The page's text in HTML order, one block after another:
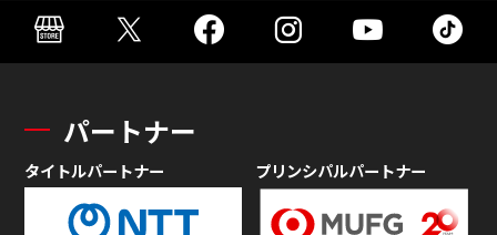
パートナー
タイトルパートナー プリンシパルパートナー